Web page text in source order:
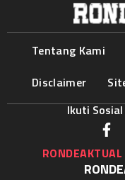
Tentang Kami
Disclaimer
Ikuti Sosial
RONDEAKTUAL